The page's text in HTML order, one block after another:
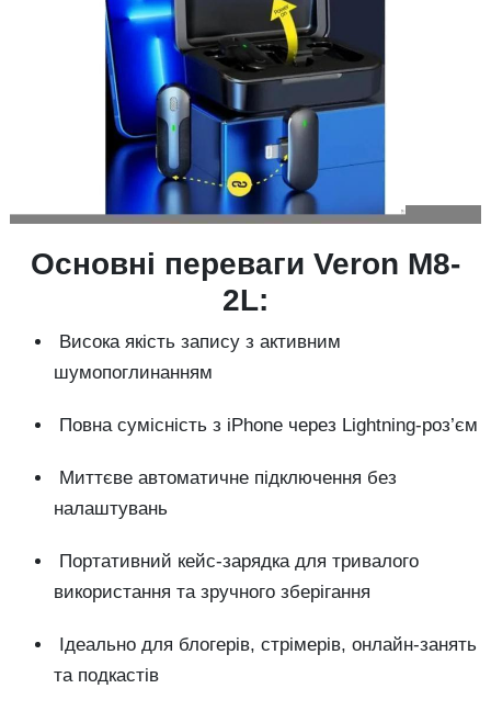
Основні переваги Veron M8-
2L:
Висока якість запису з активним
шумопоглинанням
Повна сумісність з iPhone через Lightning-роз’єм
Миттєве автоматичне підключення без
налаштувань
Портативний кейс-зарядка для тривалого
використання та зручного зберігання
Ідеально для блогерів, стрімерів, онлайн-занять
та подкастів